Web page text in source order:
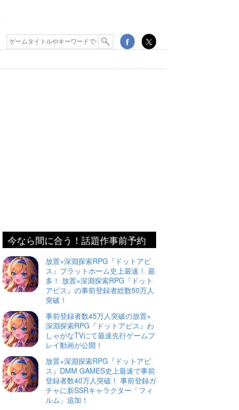
今なら間に合う！話題作事前予約
放置×深淵探索RPG『ドットアビ
ス』プラットホーム史上最速！ 最
多！ 放置×深淵探索RPG『ドット
アビス』の事前登録者総数50万人
突破！
事前登録者数45万人突破の放置×
深淵探索RPG『ドットアビス』わ
しゃがなTVにて最速先行ゲームプ
レイ動画が公開！
放置×深淵探索RPG『ドットアビ
ス』DMM GAMES史上最速で事前
登録者数40万人突破！ 事前登録ガ
チャに新SSRキャラクター「フィ
ルム」追加！